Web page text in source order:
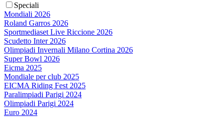
Speciali
Mondiali 2026
Roland Garros 2026
Sportmediaset Live Riccione 2026
Scudetto Inter 2026
Olimpiadi Invernali Milano Cortina 2026
Super Bowl 2026
Eicma 2025
Mondiale per club 2025
EICMA Riding Fest 2025
Paralimpiadi Parigi 2024
Olimpiadi Parigi 2024
Euro 2024